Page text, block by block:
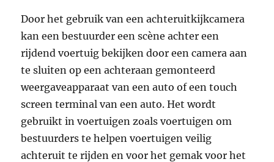
Door het gebruik van een achteruitkijkcamera
kan een bestuurder een scène achter een
rijdend voertuig bekijken door een camera aan
te sluiten op een achteraan gemonteerd
weergaveapparaat van een auto of een touch
screen terminal van een auto. Het wordt
gebruikt in voertuigen zoals voertuigen om
bestuurders te helpen voertuigen veilig
achteruit te rijden en voor het gemak voor het